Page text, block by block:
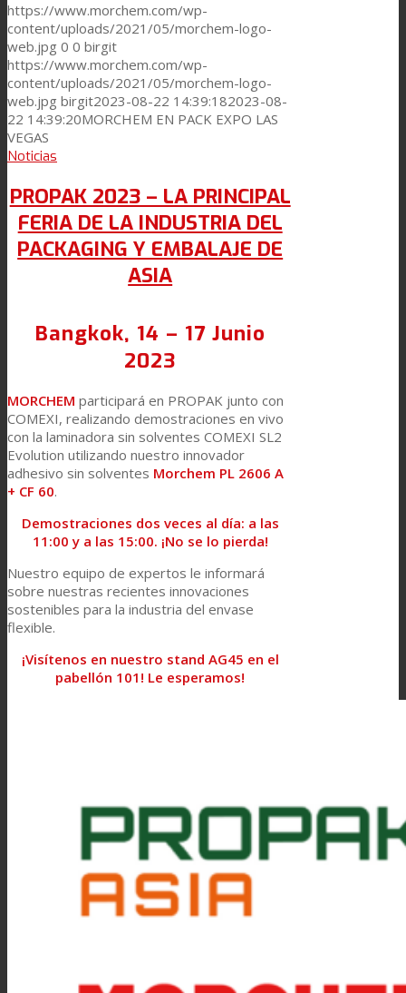
https://www.morchem.com/wp-
content/uploads/2021/05/morchem-logo-
web.jpg 0 0 birgit
https://www.morchem.com/wp-
content/uploads/2021/05/morchem-logo-
web.jpg birgit2023-08-22 14:39:182023-08-
22 14:39:20MORCHEM EN PACK EXPO LAS
VEGAS
Noticias
PROPAK 2023 – LA PRINCIPAL
FERIA DE LA INDUSTRIA DEL
PACKAGING Y EMBALAJE DE
ASIA
Bangkok, 14 – 17 Junio
2023
MORCHEM participará en PROPAK junto con
COMEXI, realizando demostraciones en vivo
con la laminadora sin solventes COMEXI SL2
Evolution utilizando nuestro innovador
adhesivo sin solventes Morchem PL 2606 A
+ CF 60.
Demostraciones dos veces al día: a las
11:00 y a las 15:00. ¡No se lo pierda!
Nuestro equipo de expertos le informará
sobre nuestras recientes innovaciones
sostenibles para la industria del envase
flexible.
¡Visítenos en nuestro stand AG45 en el
pabellón 101! Le esperamos!